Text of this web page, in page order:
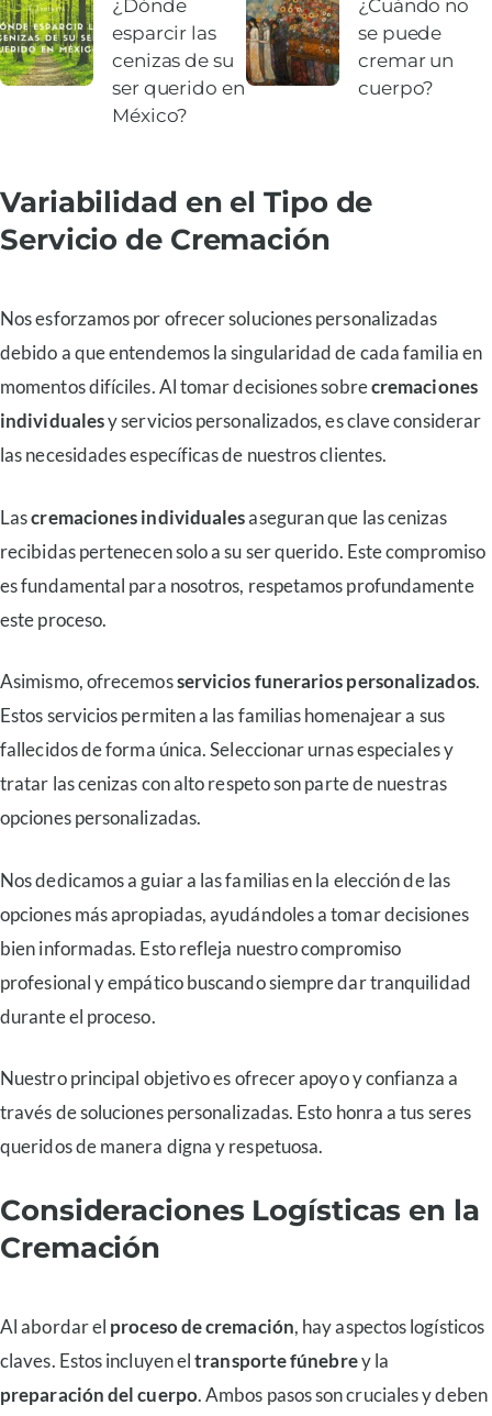
¿Dónde
esparcir las
cenizas de su
ser querido en
México?
¿Cuándo no
se puede
cremar un
cuerpo?
Variabilidad en el Tipo de
Servicio de Cremación
Nos esforzamos por ofrecer soluciones personalizadas
debido a que entendemos la singularidad de cada familia en
momentos difíciles. Al tomar decisiones sobrecremaciones
individualesy servicios personalizados, es clave considerar
las necesidades específicas de nuestros clientes.
Lascremaciones individualesaseguran que las cenizas
recibidas pertenecen solo a su ser querido. Este compromiso
es fundamental para nosotros, respetamos profundamente
este proceso.
Asimismo, ofrecemosservicios funerarios personalizados.
Estos servicios permiten a las familias homenajear a sus
fallecidos de forma única. Seleccionar urnas especiales y
tratar las cenizas con alto respeto son parte de nuestras
opciones personalizadas.
Nos dedicamos a guiar a las familias en la elección de las
opciones más apropiadas, ayudándoles a tomar decisiones
bien informadas. Esto refleja nuestro compromiso
profesional y empático buscando siempre dar tranquilidad
durante el proceso.
Nuestro principal objetivo es ofrecer apoyo y confianza a
través de soluciones personalizadas. Esto honra a tus seres
queridos de manera digna y respetuosa.
Consideraciones Logísticas en la
Cremación
Al abordar el proceso de cremación, hay aspectos logísticos
claves. Estos incluyen eltransporte fúnebrey la
preparación del cuerpo. Ambos pasos son cruciales y deben